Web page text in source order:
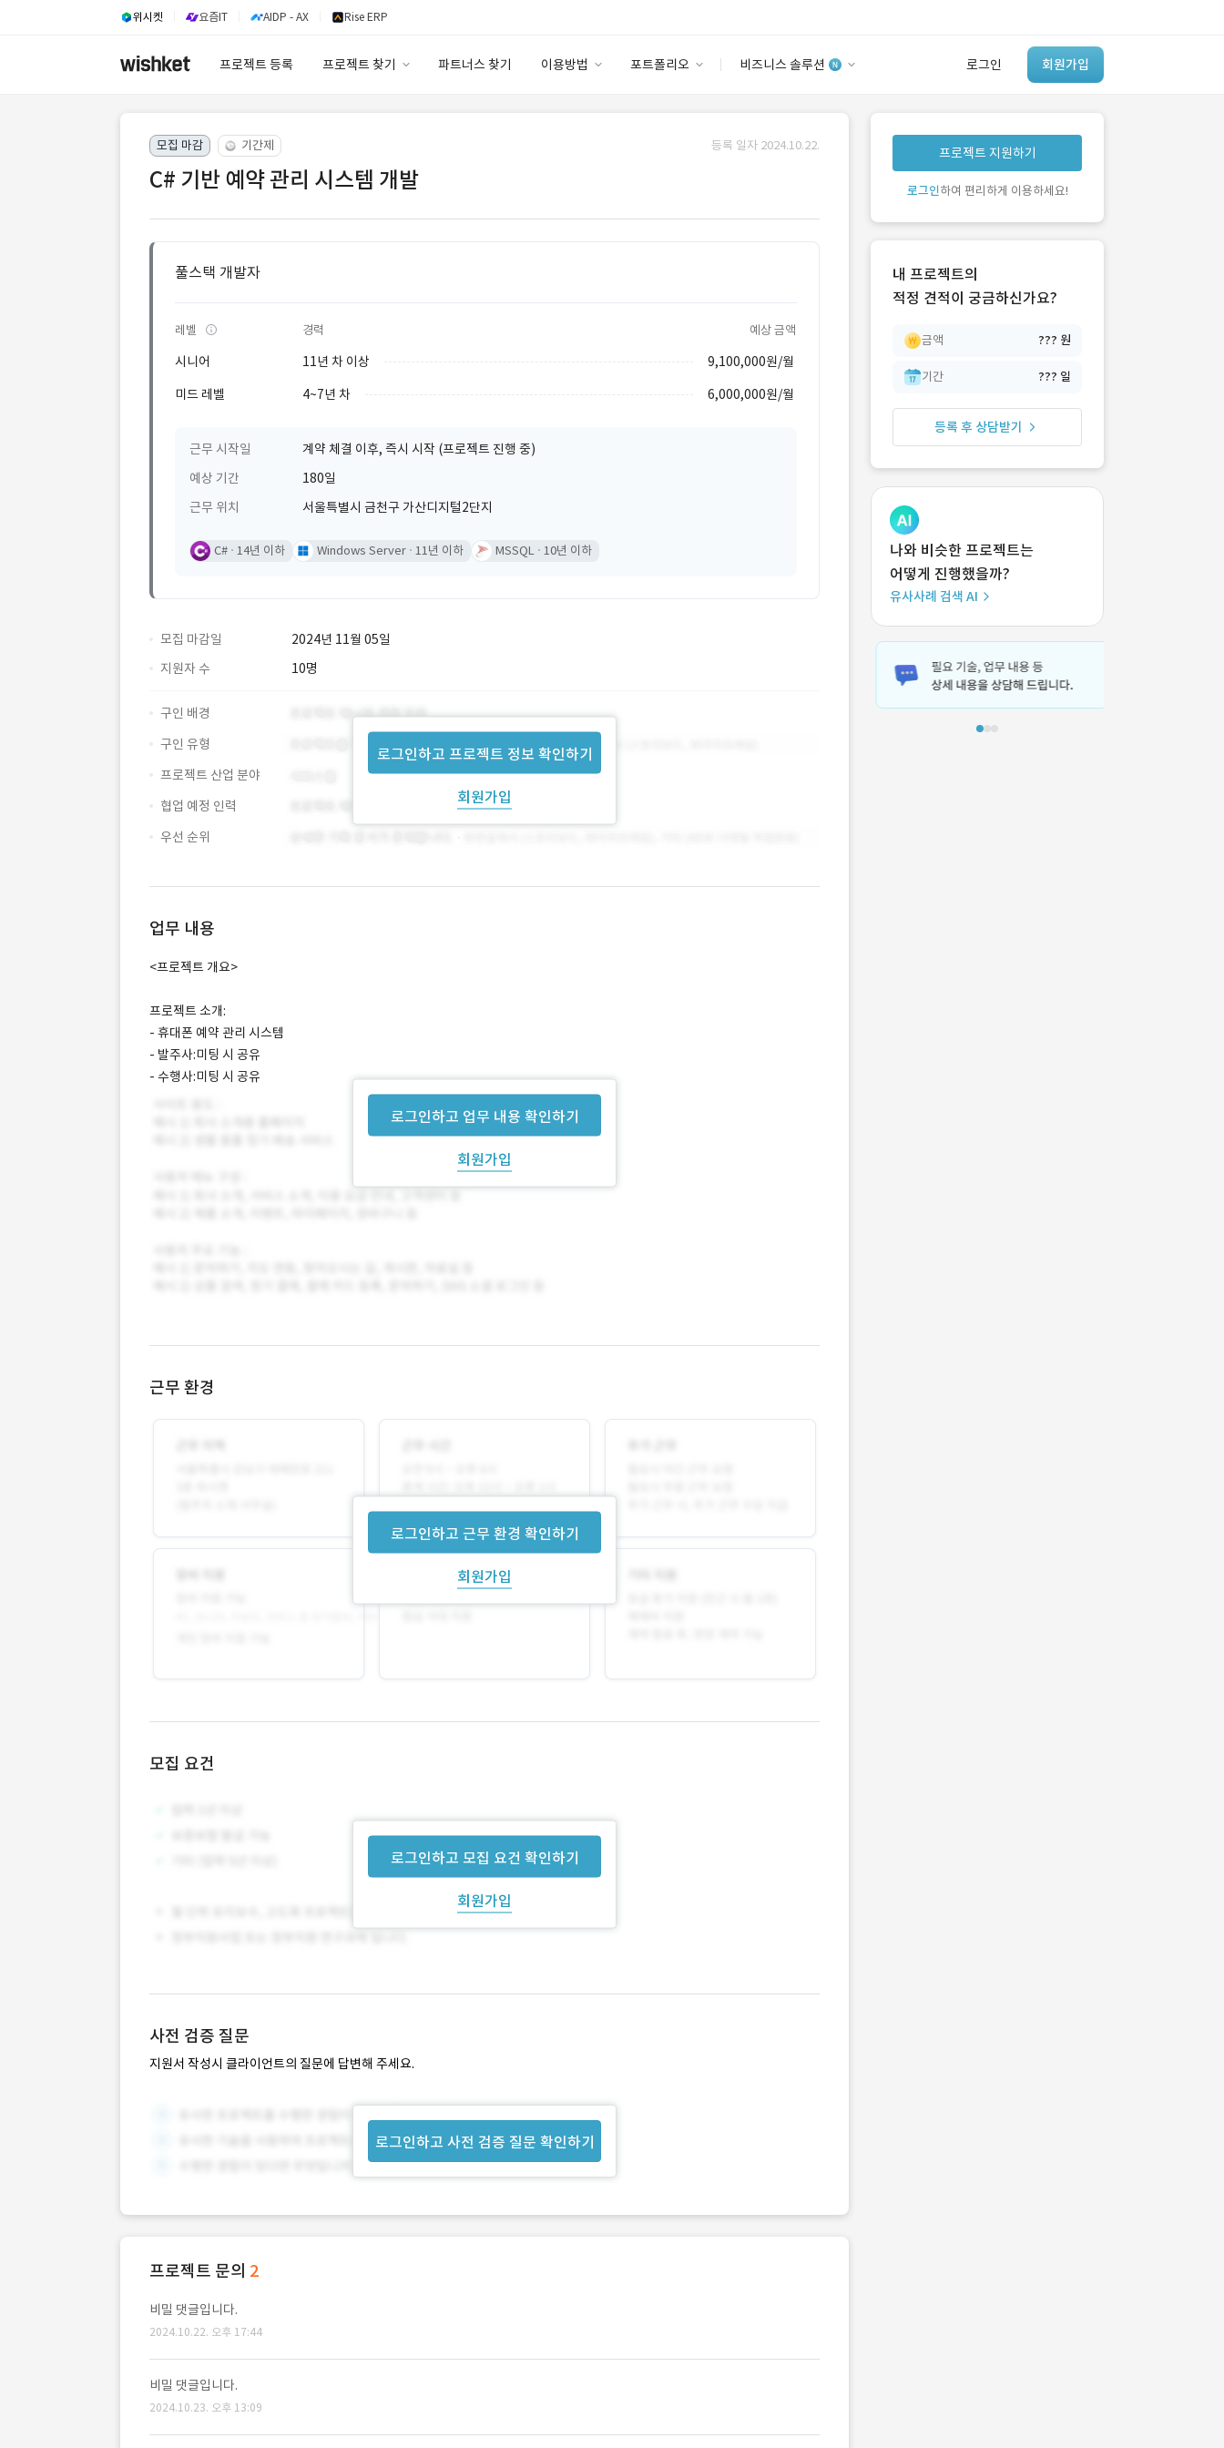
위시켓 요즘IT AIDP - AX Rise ERP
프로젝트 등록 프로젝트 찾기 파트너스 찾기 이용방법 포트폴리오 비즈니스 솔루션 로그인 회원가입
안심 코드 케어
유사사례 검색 AI
‘이런 거’ 만들어본
개발 회사 있어?
모집 마감 기간제 등록 일자 2024.10.22.
C# 기반 예약 관리 시스템 개발
풀스택 개발자
레벨 경력 예상 금액
시니어 11년 차 이상
9,100,000원/월
미드 레벨
4~7년 차 6,000,000원/월
근무 시작일
계약 체결 이후, 즉시 시작 (프로젝트 진행 중)
예상 기간
180일
근무 위치
서울특별시 금천구 가산디지털2단지
C# 14년 이하 Windows Server 11년 이하 MSSQL 10년 이하
모집 마감일
2024년 11월 05일
지원자 수
10명
로그인하고 프로젝트 정보 확인하기
회원가입
구인 배경
구인 유형
프로젝트 산업 분야
협업 예정 인력
우선 순위
업무 내용
로그인하고 업무 내용 확인하기
회원가입
<프로젝트 개요>
프로젝트 소개:
- 휴대폰 예약 관리 시스템
- 발주사:미팅 시 공유
- 수행사:미팅 시 공유
근무 환경
로그인하고 근무 환경 확인하기
회원가입
모집 요건
로그인하고 모집 요건 확인하기
회원가입
사전 검증 질문
지원서 작성시 클라이언트의 질문에 답변해 주세요.
로그인하고 사전 검증 질문 확인하기
프로젝트 문의 2
비밀 댓글입니다.
2024.10.22. 오후 17:44
비밀 댓글입니다.
2024.10.23. 오후 13:09
프로젝트 지원하기
로그인하여 편리하게 이용하세요!
내 프로젝트의
적정 견적이 궁금하신가요?
금액 ??? 원
기간 ??? 일
등록 후 상담받기
나와 비슷한 프로젝트는
어떻게 진행했을까?
유사사례 검색 AI